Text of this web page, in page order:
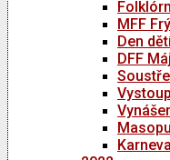
MFF
Den
DFF